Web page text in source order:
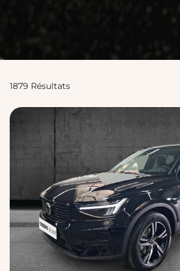
1879 Résultats